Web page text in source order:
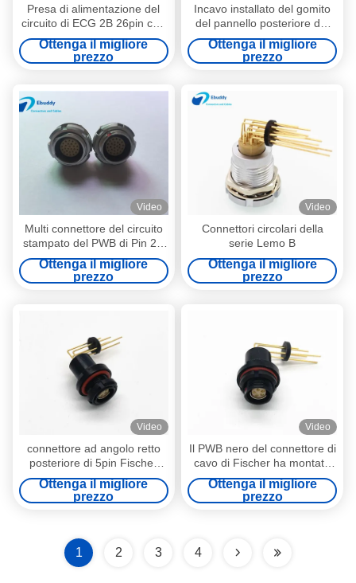
Presa di alimentazione del
circuito di ECG 2B 26pin con
l'incavo medico del pannello
della funzione
Ottenga il migliore
prezzo
Incavo installato del gomito
del pannello posteriore del
connettore del circuito
stampato di 2 Pin
Ottenga il migliore
prezzo
Video
Multi connettore del circuito
stampato del PWB di Pin 2B
26pin con l'incavo in
opposizione ECG.2B.326 di
Lemo
Ottenga il migliore
prezzo
Video
Connettori circolari della
serie Lemo B
Ottenga il migliore
prezzo
Video
connettore ad angolo retto
posteriore di 5pin Fischer
con i contatti del PWB
Ottenga il migliore
prezzo
Video
Il PWB nero del connettore di
cavo di Fischer ha montato
DBPC102A054 ad angolo
retto
Ottenga il migliore
prezzo
1 2 3 4